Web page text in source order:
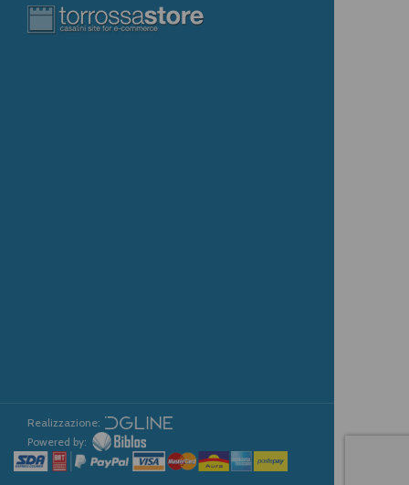
Realizzazione:
Powered by: